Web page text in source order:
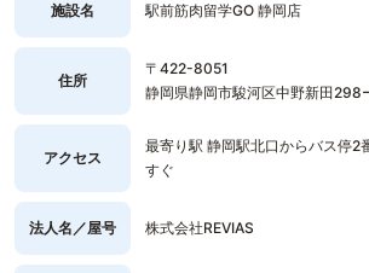
施設名 駅前筋肉留学GO 静岡店
住所
〒422-8051
静岡県静岡市駿河区中野新田298
アクセス
最寄り駅 静岡駅北口からバス停2
すぐ
法人名／屋号 株式会社REVIAS